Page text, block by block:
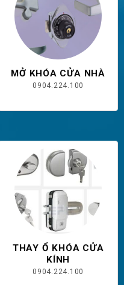
MỞ KHÓA CỬA NHÀ
0904.224.100
THAY Ổ KHÓA CỬA
KÍNH
0904.224.100